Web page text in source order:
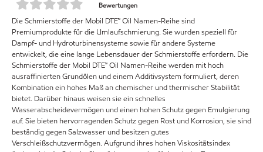
Bewertungen
Die Schmierstoffe der Mobil DTE™ Oil Namen-Reihe sind
Premiumprodukte für die Umlaufschmierung. Sie wurden speziell für
Dampf- und Hydroturbinensysteme sowie für andere Systeme
entwickelt, die eine lange Lebensdauer der Schmierstoffe erfordern. Die
Schmierstoffe der Mobil DTE™ Oil Namen-Reihe werden mit hoch
ausraffinierten Grundölen und einem Additivsystem formuliert, deren
Kombination ein hohes Maß an chemischer und thermischer Stabilität
bietet. Darüber hinaus weisen sie ein schnelles
Wasserabscheidevermögen und einen hohen Schutz gegen Emulgierung
auf. Sie bieten hervorragenden Schutz gegen Rost und Korrosion, sie sind
beständig gegen Salzwasser und besitzen gutes
Verschleißschutzvermögen. Aufgrund ihres hohen Viskositätsindex